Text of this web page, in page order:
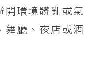
開環境髒亂或氣
舞廳、夜店或酒